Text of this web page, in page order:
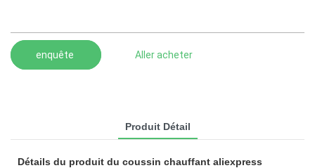
enquête Aller acheter
Produit Détail
Détails du produit du coussin chauffant aliexpress